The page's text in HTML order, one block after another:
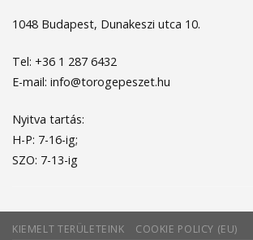
1048 Budapest, Dunakeszi utca 10.
Tel: +36 1 287 6432
E-mail: info@torogepeszet.hu
Nyitva tartás:
H-P: 7-16-ig;
SZO: 7-13-ig
KIEMELT TERÜLETEINK COOKIE POLICY (EU)